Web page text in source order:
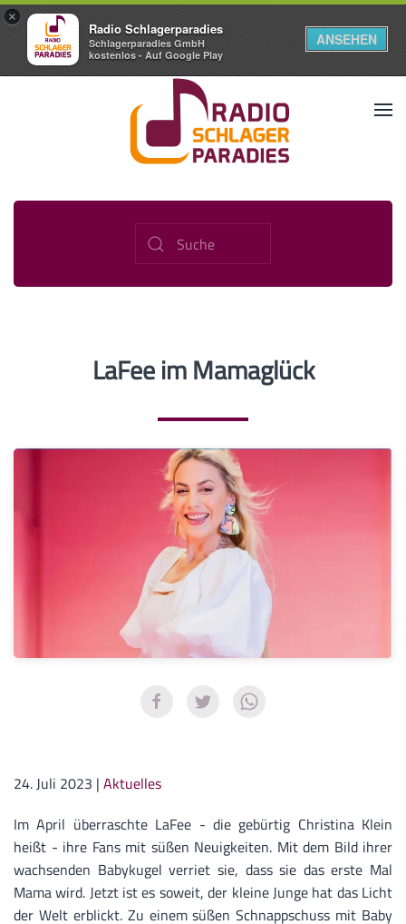
×
Radio Schlagerparadies
Schlagerparadies GmbH
kostenlos - Auf Google Play
ANSEHEN
LaFee im Mamaglück
24. Juli 2023 | Aktuelles
Im April überraschte LaFee - die gebürtig Christina Klein
heißt - ihre Fans mit süßen Neuigkeiten. Mit dem Bild ihrer
wachsenden Babykugel verriet sie, dass sie das erste Mal
Mama wird. Jetzt ist es soweit, der kleine Junge hat das Licht
der Welt erblickt. Zu einem süßen Schnappschuss mit Baby